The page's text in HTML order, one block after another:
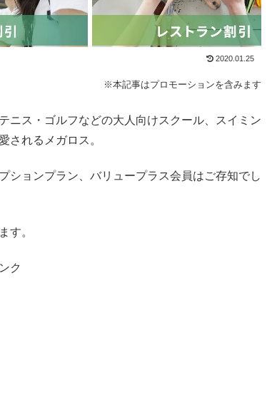
2020.01.25
※本記事はプロモーションを含みます
ニス・ゴルフなどの大人向けスクール、スイミン
されるメガロス。
ションプラン、バリュープラス会員はご存知でし
す。
ク